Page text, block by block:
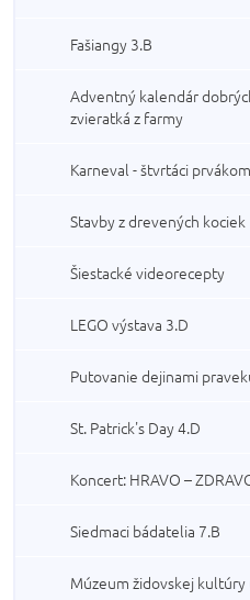
Fašiangy 3.B
Adventný kalendár
zvieratká z farmy
Karneval - štvrtáci prvákom
Stavby z drevených kociek
Šiestacké videorecepty
LEGO výstava 3.D
Putovanie dejinami
St. Patrick's Day 4.D
Koncert: HRAVO –
Siedmaci bádatelia 7.B
Múzeum židovskej kultúry